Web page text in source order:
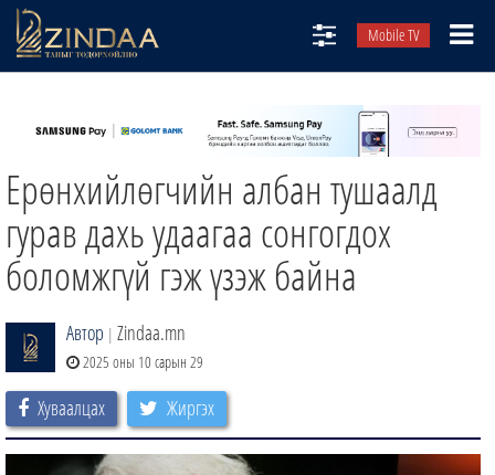
Mobile TV
ТВ8
ӨГЛӨӨНИЙ СОНИН
АУДИО ЗОХИОЛ
ЗИНДАА СЭТГҮҮЛ
Ерөнхийлөгчийн албан тушаалд
гурав дахь удаагаа сонгогдох
боломжгүй гэж үзэж байна
Автор | Zindaa.mn
2025 оны 10 сарын 29
Хуваалцах Жиргэх